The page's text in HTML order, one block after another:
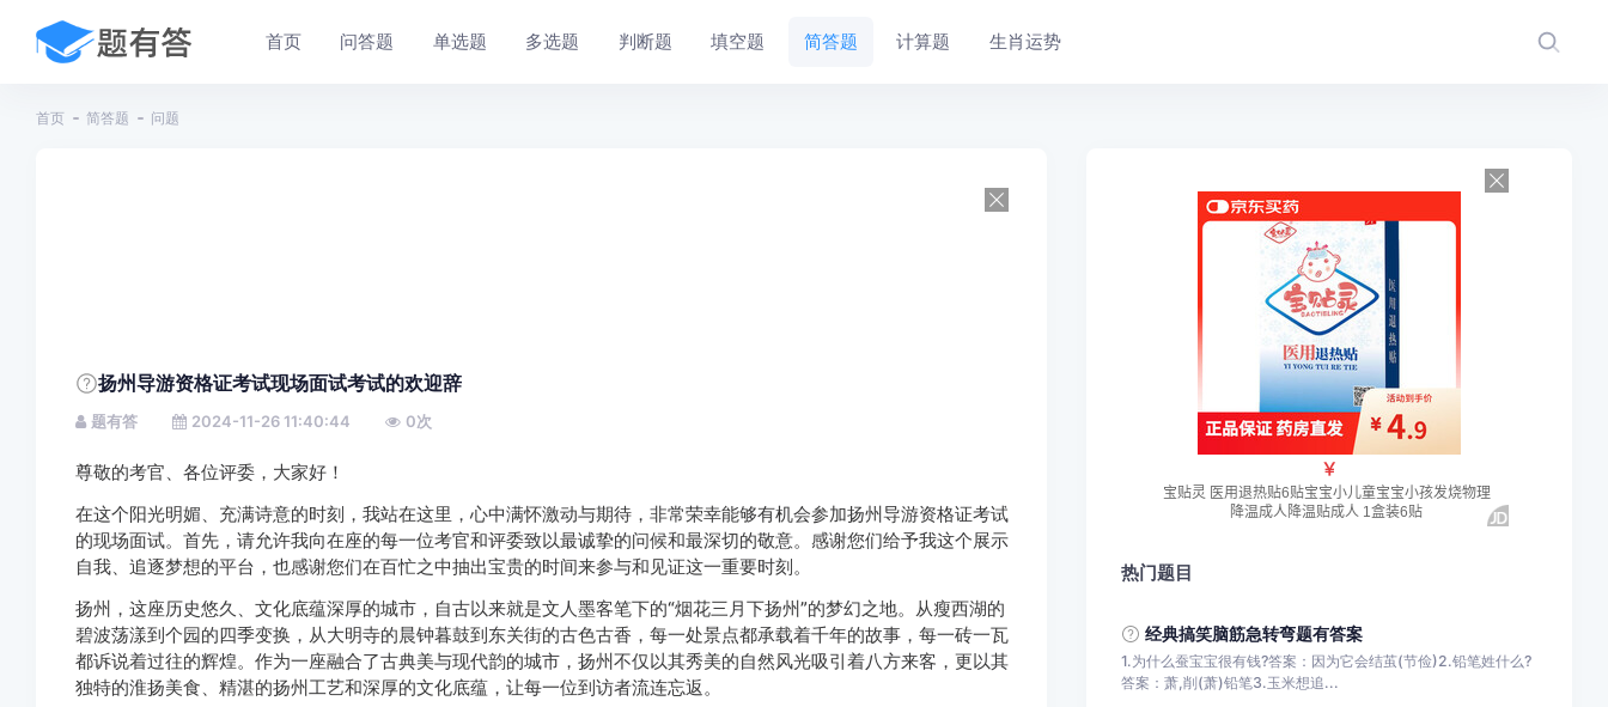
首页 问答题 单选题 多选题 判断题 填空题 简答题 计算题 生肖运势
首页 简答题 问题
扬州导游资格证考试现场面试考试的欢迎辞
题有答 2024-11-26 11:40:44 0次
尊敬的考官、各位评委，大家好！
在这个阳光明媚、充满诗意的时刻，我站在这里，心中满怀激动与期待，非常荣幸能够有机会参加扬州导游资格证考试
的现场面试。首先，请允许我向在座的每一位考官和评委致以最诚挚的问候和最深切的敬意。感谢您们给予我这个展示
自我、追逐梦想的平台，也感谢您们在百忙之中抽出宝贵的时间来参与和见证这一重要时刻。
扬州，这座历史悠久、文化底蕴深厚的城市，自古以来就是文人墨客笔下的“烟花三月下扬州”的梦幻之地。从瘦西湖的
碧波荡漾到个园的四季变换，从大明寺的晨钟暮鼓到东关街的古色古香，每一处景点都承载着千年的故事，每一砖一瓦
都诉说着过往的辉煌。作为一座融合了古典美与现代韵的城市，扬州不仅以其秀美的自然风光吸引着八方来客，更以其
独特的淮扬美食、精湛的扬州工艺和深厚的文化底蕴，让每一位到访者流连忘返。
热门题目
经典搞笑脑筋急转弯题有答案
1.为什么蚕宝宝很有钱?答案：因为它会结茧(节俭)2.铅笔姓什么?
答案：萧,削(萧)铅笔3.玉米想追...